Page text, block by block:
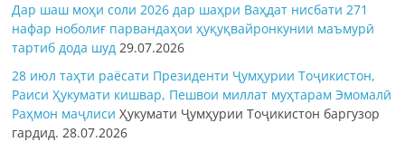
Дар шаш моҳи соли 2026 дар шаҳри Ваҳдат нисбати 271
нафар ноболиғ парвандаҳои ҳуқуқвайронкунии маъмурӣ
тартиб дода шуд 29.07.2026
28 июл таҳти раёсати Президенти Ҷумҳурии Тоҷикистон,
Раиси Ҳукумати кишвар, Пешвои миллат муҳтарам Эмомалӣ
Раҳмон маҷлисиҲукумати Ҷумҳурии Тоҷикистон баргузор
гардид. 28.07.2026